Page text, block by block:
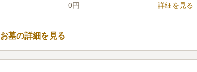
ら徒歩約12分、「北原住宅バス停」からは徒歩約
便性が高い立地です。桜の木をシンボルツリーと
緑が多く、公園のような造りになっています。た
に囲まれた中でペットも一緒に眠れるため、愛す
っと一緒にいたい方におすすめです。ベンチや休
お墓参り後の休憩場所にも困りません。境内はバ
0円 詳細を見る
お墓の詳細を見る